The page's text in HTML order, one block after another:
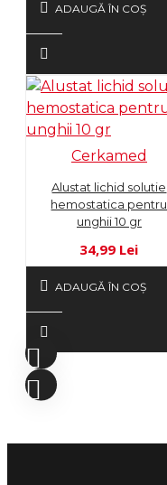
ADAUGĂ ÎN COŞ
Cerkamed
Alustat lichid solutie
hemostatica pentru
unghii 10 gr
34,99 Lei
ADAUGĂ ÎN COŞ